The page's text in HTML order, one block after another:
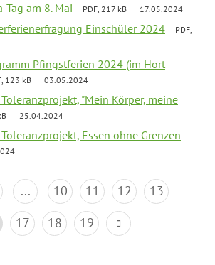
Tag am 8. Mai PDF, 217 kB 17.05.2024
Einschüler 2024
PDF,
Pfingstferien 2024 (im Hort
123 kB 03.05.2024
"Mein Körper, meine
25.04.2024
Essen ohne Grenzen
... 10 11 12
13
17 18 19